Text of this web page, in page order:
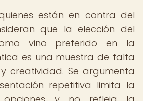
están en contra del
que la elección del
vino preferido en la
es una muestra de falta
creatividad. Se argumenta
repetitiva limita la